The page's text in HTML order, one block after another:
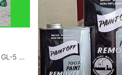
น้ำมันเกียร์ยานยนต์บางจาก GL-5 15w40